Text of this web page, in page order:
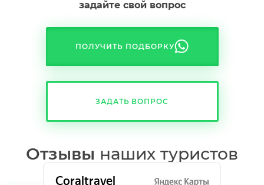
Отзывы наших туристов
задайте свой вопрос
ПОЛУЧИТЬ ПОДБОРКУ
ЗАДАТЬ ВОПРОС